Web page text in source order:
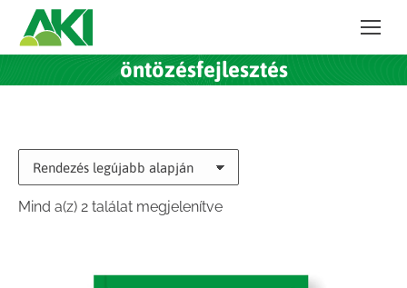
öntözésfejlesztés
Mind a(z) 2 találat megjelenítveSorted